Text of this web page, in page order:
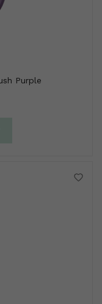
Purple